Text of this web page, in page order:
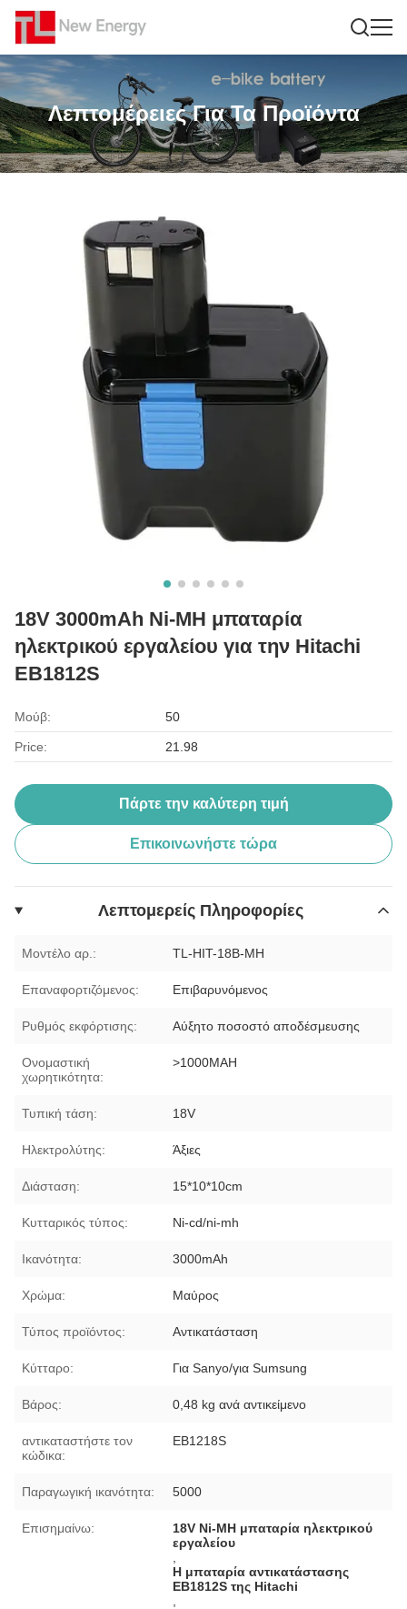
Λεπτομέρειες Για Τα Προϊόντα
18V 3000mAh Ni-MH μπαταρία
ηλεκτρικού εργαλείου για την Hitachi
EB1812S
Μούβ: 50
Price: 21.98
Πάρτε την καλύτερη τιμή
Επικοινωνήστε τώρα
Λεπτομερείς Πληροφορίες
Μοντέλο αρ.: TL-HIT-18B-MH
Επαναφορτιζόμενος: Επιβαρυνόμενος
Ρυθμός εκφόρτισης: Αύξητο ποσοστό αποδέσμευσης
Ονομαστική
χωρητικότητα:
>1000MAH
Τυπική τάση: 18V
Ηλεκτρολύτης: Άξιες
Διάσταση: 15*10*10cm
Κυτταρικός τύπος: Ni-cd/ni-mh
Ικανότητα: 3000mAh
Χρώμα: Μαύρος
Τύπος προϊόντος: Αντικατάσταση
Κύτταρο: Για Sanyo/για Sumsung
Βάρος: 0,48 kg ανά αντικείμενο
αντικαταστήστε τον
κώδικα:
EB1218S
Παραγωγική ικανότητα: 5000
Επισημαίνω:
18V Ni-MH μπαταρία ηλεκτρικού
εργαλείου
Η μπαταρία αντικατάστασης
EB1812S της Hitachi